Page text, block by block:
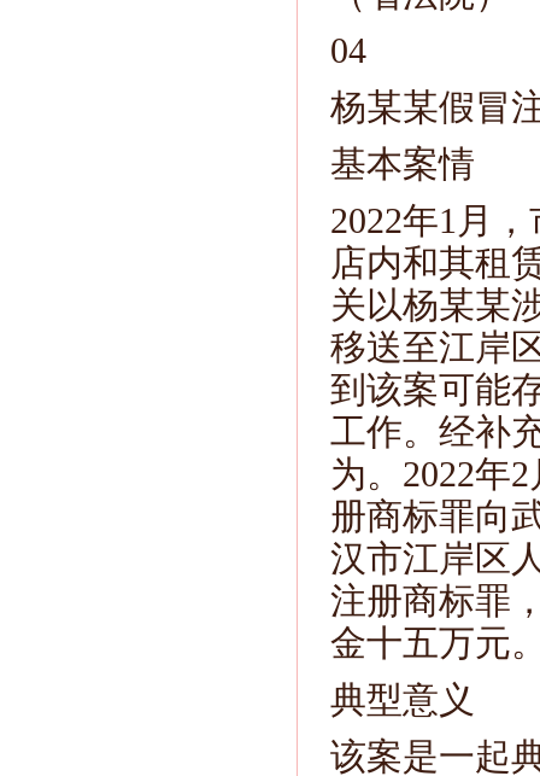
04
杨某某假冒
基本案情
2022年1月
店内和其租
关以杨某某
移送至江岸
到该案可能
工作。经补
为。2022年
册商标罪向
汉市江岸区
注册商标罪
金十五万元
典型意义
该案是一起